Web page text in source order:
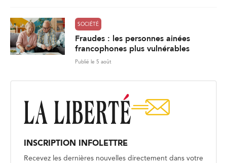
SOCIÉTÉ
Fraudes : les personnes ainées
francophones plus vulnérables
Publié le 5 août
INSCRIPTION INFOLETTRE
Recevez les dernières nouvelles directement dans votre